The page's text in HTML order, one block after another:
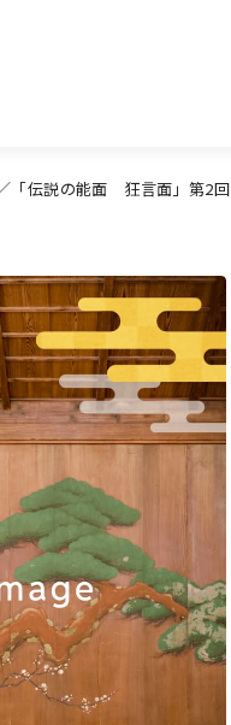
「伝説の能面 狂言面」第2回